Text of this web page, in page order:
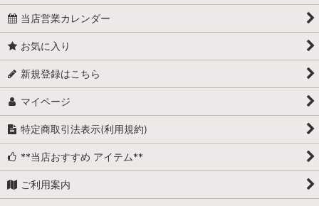
当店営業カレンダー
お気に入り
新規登録はこちら
マイページ
特定商取引法表示(利用規約)
**当店おすすめ アイテム**
ご利用案内